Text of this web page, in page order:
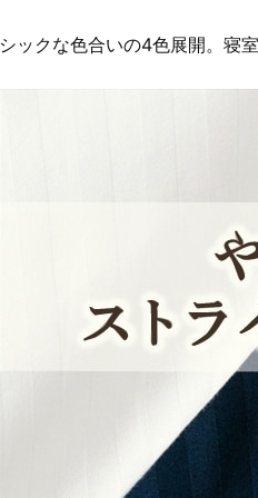
シックな色合いの4色展開。寝